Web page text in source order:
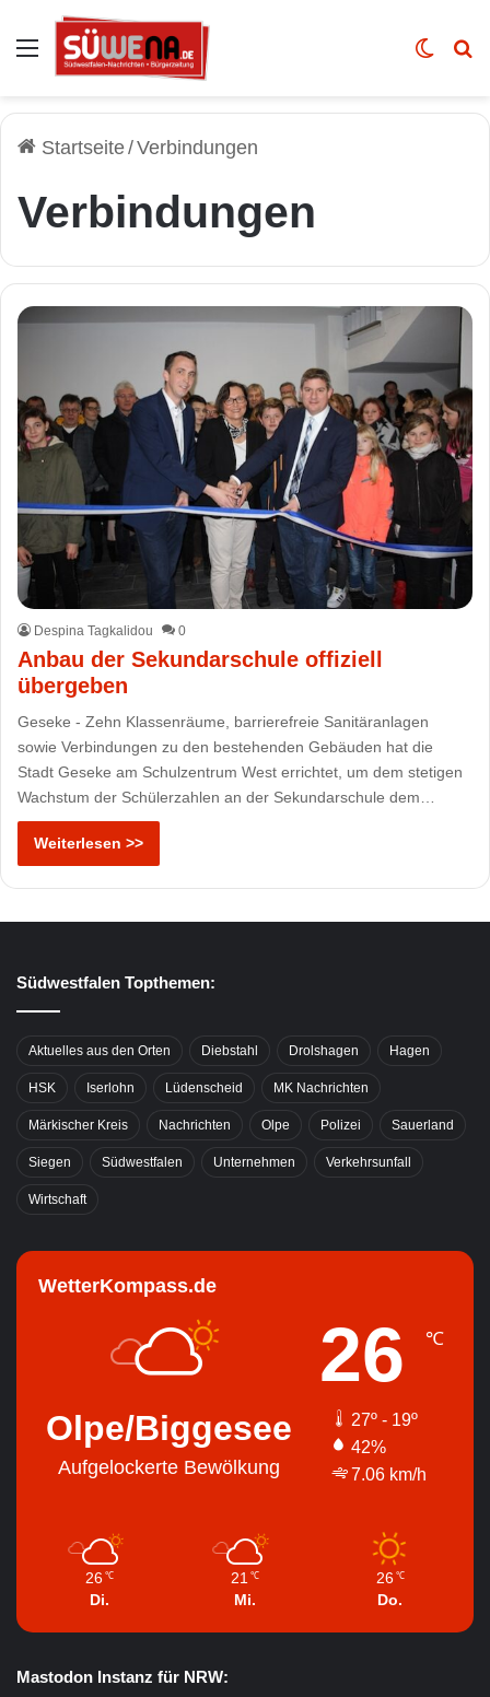
Auswahl Skin
Startseite/Verbindungen
Verbindungen
Despina Tagkalidou 0
Anbau der Sekundarschule offiziell
übergeben
Geseke - Zehn Klassenräume, barrierefreie Sanitäranlagen
sowie Verbindungen zu den bestehenden Gebäuden hat die
Stadt Geseke am Schulzentrum West errichtet, um dem stetigen
Wachstum der Schülerzahlen an der Sekundarschule dem…
Weiterlesen >>
Südwestfalen Topthemen:
Aktuelles aus den Orten Diebstahl Drolshagen Hagen
HSK Iserlohn Lüdenscheid MK Nachrichten
Märkischer Kreis Nachrichten Olpe Polizei Sauerland
Siegen Südwestfalen Unternehmen Verkehrsunfall
Wirtschaft
WetterKompass.de
Olpe/Biggesee
Aufgelockerte Bewölkung
26 ℃
27º - 19º
42%
7.06 km/h
26 ℃
Di.
21 ℃
Mi.
26 ℃
Do.
Mastodon Instanz für NRW: